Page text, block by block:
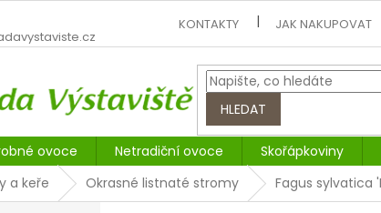
KONTAKTY JAK NAKUPOVAT
HLEDAT
ovoce Netradiční ovoce Skořápkoviny
a keře Okrasné listnaté stromy Fagus sylvatica